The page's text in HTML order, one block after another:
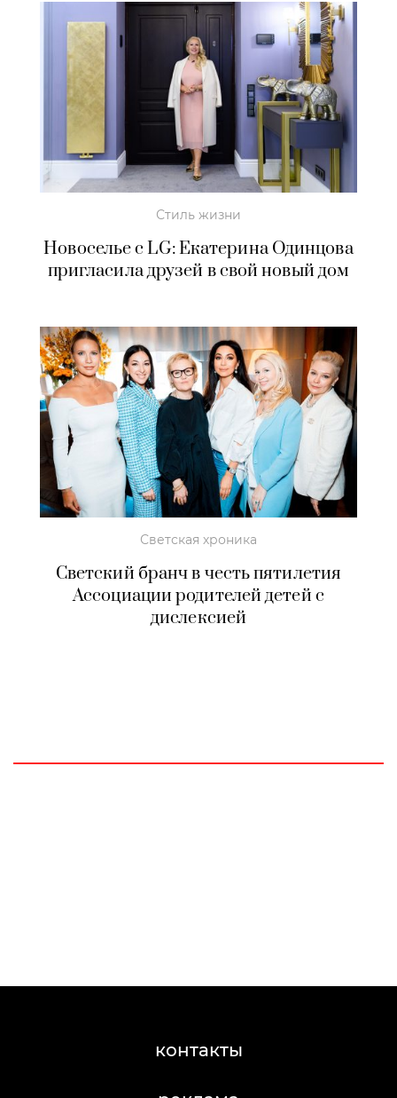
Стиль жизни
Новоселье с LG: Екатерина Одинцова
пригласила друзей в свой новый дом
Светская хроника
Светский бранч в честь пятилетия
Ассоциации родителей детей с
дислексией
контакты